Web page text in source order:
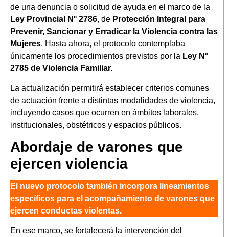
de una denuncia o solicitud de ayuda en el marco de la
Ley Provincial N° 2786, de Protección Integral para
Prevenir, Sancionar y Erradicar la Violencia contra las
Mujeres. Hasta ahora, el protocolo contemplaba
únicamente los procedimientos previstos por la Ley N°
2785 de Violencia Familiar.
La actualización permitirá establecer criterios comunes
de actuación frente a distintas modalidades de violencia,
incluyendo casos que ocurren en ámbitos laborales,
institucionales, obstétricos y espacios públicos.
Abordaje de varones que
ejercen violencia
El nuevo protocolo también incorpora lineamientos
específicos para el acompañamiento de varones que
ejercen conductas violentas.
En ese marco, se fortalecerá la intervención del